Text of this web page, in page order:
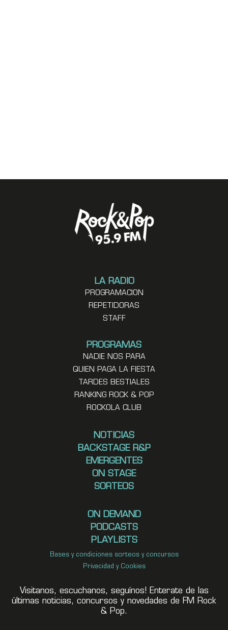
LA RADIO
PROGRAMACION
REPETIDORAS
STAFF
PROGRAMAS
NADIE NOS PARA
QUIEN PAGA LA FIESTA
TARDES BESTIALES
RANKING ROCK & POP
ROCKOLA CLUB
NOTICIAS
BACKSTAGE R&P
EMERGENTES
ON STAGE
SORTEOS
ON DEMAND
PODCASTS
PLAYLISTS
Bases y condiciones sorteos y concursos
Privacidad y Cookies
Visitanos, escuchanos, seguínos! Enterate de las
últimas noticias, concursos y novedades de FM Rock
& Pop.